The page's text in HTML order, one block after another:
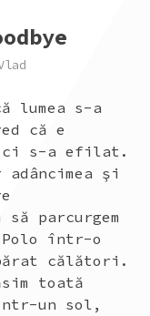
lumea s-a
că e
ci s-a efilat.
şi
să parcurgem
Polo într-o
călători.
toată
un sol,